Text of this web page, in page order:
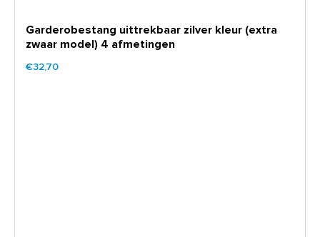
Garderobestang uittrekbaar zilver kleur (extra
zwaar model) 4 afmetingen
€32,70